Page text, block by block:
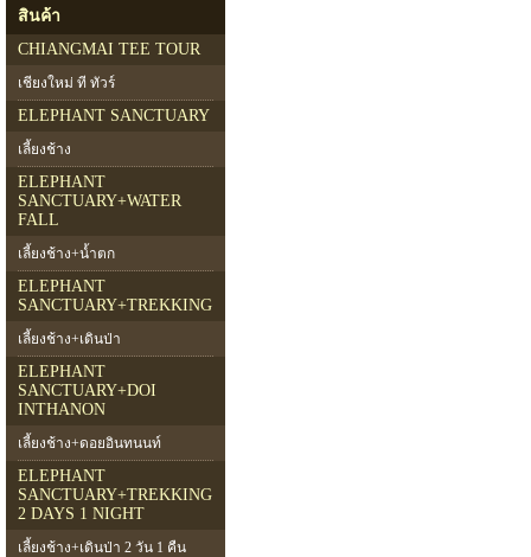
สินค้า
CHIANGMAI TEE TOUR
เชียงใหม่ ที ทัวร์
ELEPHANT SANCTUARY
เลี้ยงช้าง
ELEPHANT
SANCTUARY+WATER
FALL
เลี้ยงช้าง+น้ำตก
ELEPHANT
SANCTUARY+TREKKING
เลี้ยงช้าง+เดินป่า
ELEPHANT
SANCTUARY+DOI
INTHANON
เลี้ยงช้าง+ดอยอินทนนท์
ELEPHANT
SANCTUARY+TREKKING
2 DAYS 1 NIGHT
เลี้ยงช้าง+เดินป่า 2 วัน 1 คืน